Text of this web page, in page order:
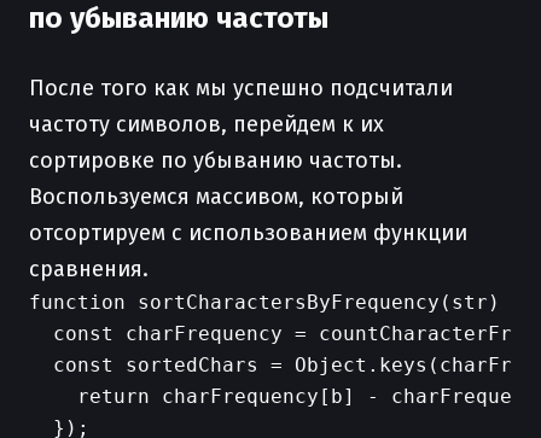
по убыванию частоты
После того как мы успешно подсчитали
частоту символов, перейдем к их
сортировке по убыванию частоты.
Воспользуемся массивом, который
отсортируем с использованием функции
сравнения.
function sortCharactersByFrequency(str) {
const charFrequency =
const sortedChars =
return charFrequency[b] -
  });